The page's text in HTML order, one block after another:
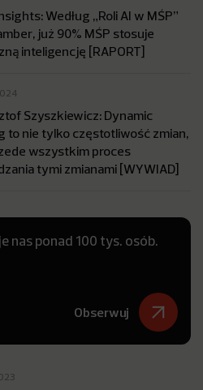
Według „Roli AI w MŚP”
już 90% MŚP stosuje
inteligencję [RAPORT]
Szyszkiewicz: Dynamic
to nie tylko częstotliwość zmian,
wszystkim proces
tymi zmianami [WYWIAD]
nas ponad 100 tys. osób.
Obserwuj